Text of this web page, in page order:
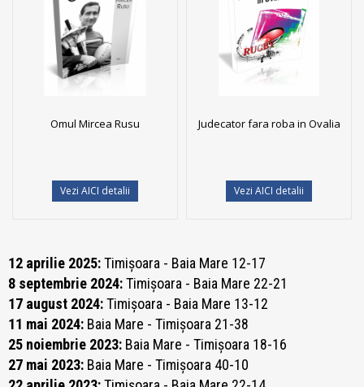
Omul Mircea Rusu
Vezi AICI detalii
Judecator fara roba in Ovalia
Vezi AICI detalii
12 aprilie 2025:Timișoara - Baia Mare 12-17
8 septembrie 2024:Timișoara - Baia Mare 22-21
17 august 2024:Timișoara - Baia Mare 13-12
11 mai 2024: Baia Mare - Timișoara 21-38
25 noiembrie 2023: Baia Mare - Timișoara 18-16
27 mai 2023: Baia Mare - Timișoara 40-10